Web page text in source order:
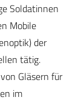
Soldatinnen
Mobile
der
tätig.
Gläsern für
im